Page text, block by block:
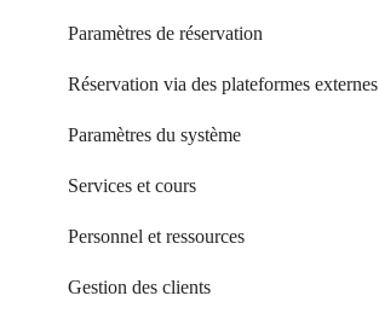
Paramètres de réservation
Réservation via des plateformes externes
Paramètres du système
Services et cours
Personnel et ressources
Gestion des clients